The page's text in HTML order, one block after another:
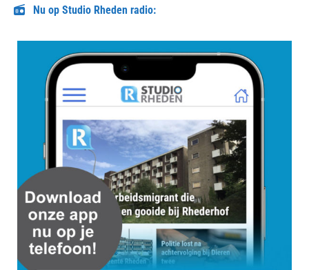
Nu op Studio Rheden radio: